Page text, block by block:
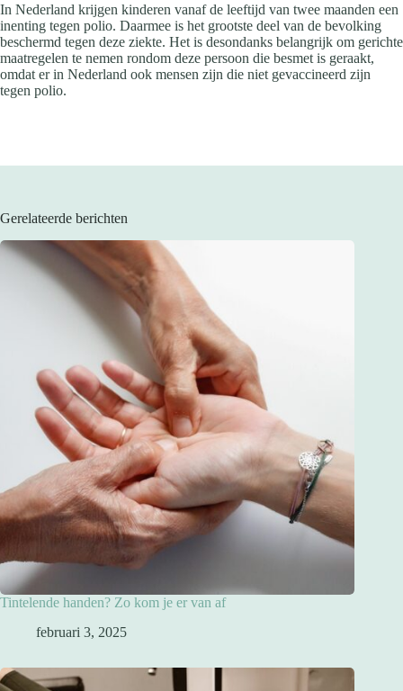
In Nederland krijgen kinderen vanaf de leeftijd van twee maanden een
inenting tegen polio. Daarmee is het grootste deel van de bevolking
beschermd tegen deze ziekte. Het is desondanks belangrijk om gerichte
maatregelen te nemen rondom deze persoon die besmet is geraakt,
omdat er in Nederland ook mensen zijn die niet gevaccineerd zijn
tegen polio.
Gerelateerde berichten
Tintelende handen? Zo kom je er van af
februari 3, 2025